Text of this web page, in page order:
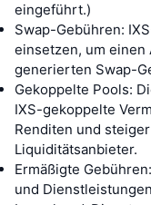
eingeführt.)
Swap-Gebühren:
einsetzen, um einen
generierten Swap-
Gekoppelte Pools:
IXS-gekoppelte
Renditen und
Liquiditätsanbieter.
Ermäßigte
und